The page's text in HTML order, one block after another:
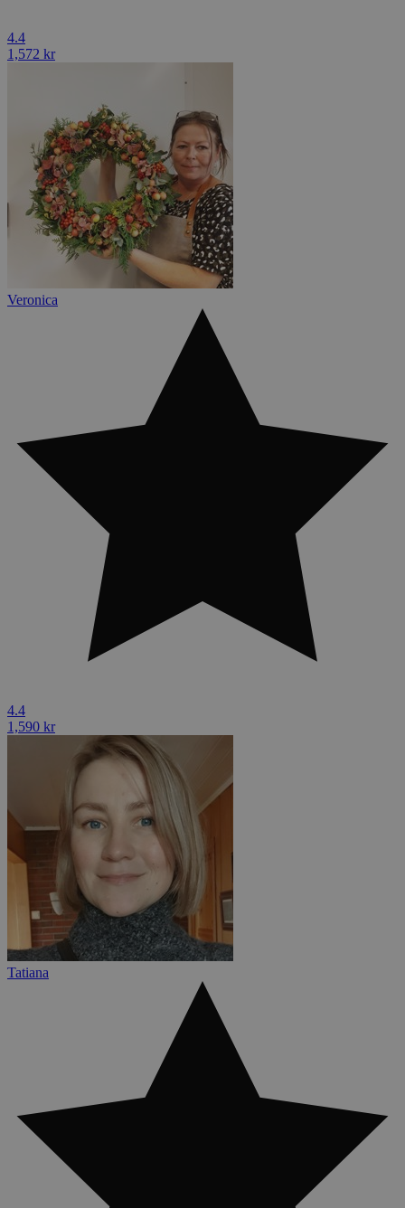
4.4
1,572 kr
Veronica
4.4
1,590 kr
Tatiana